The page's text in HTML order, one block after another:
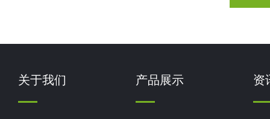
关于我们 产品展示 资